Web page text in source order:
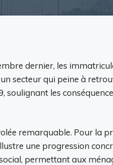
dernier, les
secteur qui peine à
soulignant les
remarquable. Pour la
une progression
permettant aux